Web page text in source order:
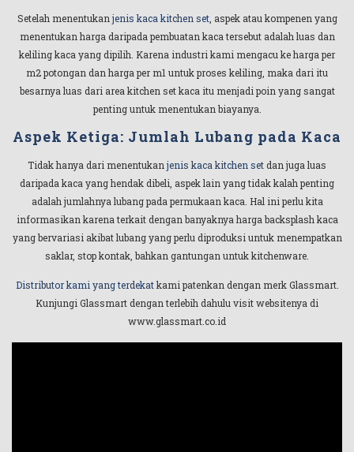
Setelah menentukan jenis kaca kitchen set, aspek atau kompenen yang
menentukan harga daripada pembuatan kaca tersebut adalah luas dan
keliling kaca yang dipilih. Karena industri kami mengacu ke harga per
m2 potongan dan harga per m1 untuk proses keliling, maka dari itu
besarnya luas dari area kitchen set kaca itu menjadi poin yang sangat
penting untuk menentukan biayanya.
Aspek Ketiga: Jumlah Lubang pada Kaca
Tidak hanya dari menentukan jenis kaca kitchen setdan juga luas
daripada kaca yang hendak dibeli, aspek lain yang tidak kalah penting
adalah jumlahnya lubang pada permukaan kaca. Hal ini perlu kita
informasikan karena terkait dengan banyaknya harga backsplash kaca
yang bervariasi akibat lubang yang perlu diproduksi untuk menempatkan
saklar, stop kontak, bahkan gantungan untuk kitchenware.
Distributor kami yang terdekatkami patenkan dengan merk Glassmart.
Kunjungi Glassmart dengan terlebih dahulu visit websitenya di
www.glassmart.co.id